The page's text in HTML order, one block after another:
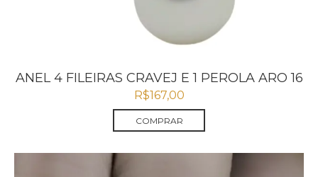
ANEL 4 FILEIRAS CRAVEJ E 1 PEROLA ARO 16
R$167,00
COMPRAR